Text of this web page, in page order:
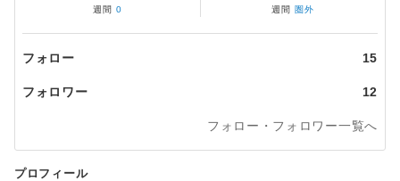
週間 0 週間 圏外
フォロー 15
フォロワー 12
フォロー・フォロワー一覧へ
プロフィール